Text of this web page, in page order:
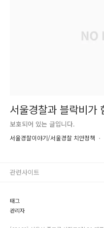
서울경찰과 블락비가
젝트' 티저영상!!
보호되어 있는 글입니다.
서울경찰이야기/서울경찰 치안정책
태그
관리자
관련사이트